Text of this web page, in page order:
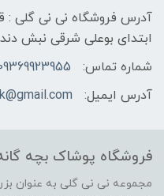
آدرس فروشگاه نی نی گلی :
ابتدای بوعلی شرقی نبش
شماره تماس:
آدرس ایمیل:
فروشگاه پوشاک بچه
مجموعه نی نی گلی به عنوان